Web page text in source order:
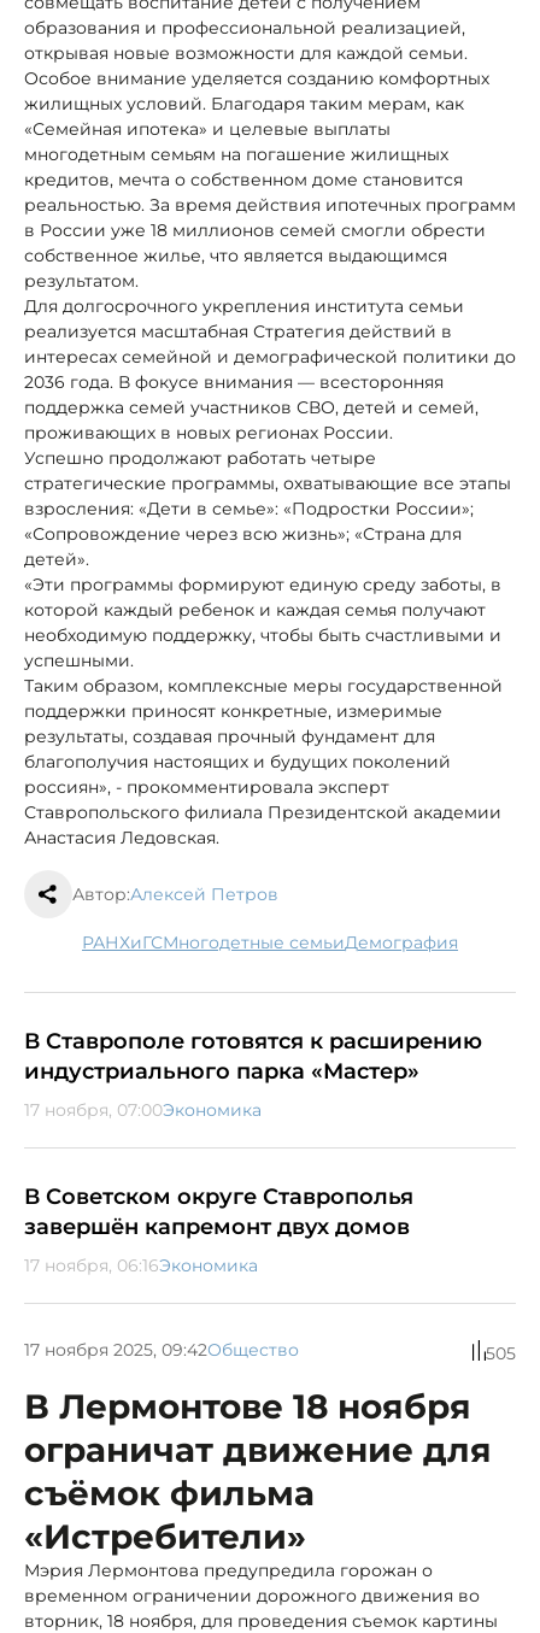
образования и профессиональной реализацией,
открывая новые возможности для каждой семьи.
Особое внимание уделяется созданию комфортных
жилищных условий. Благодаря таким мерам, как
«Семейная ипотека» и целевые выплаты
многодетным семьям на погашение жилищных
кредитов, мечта о собственном доме становится
реальностью. За время действия ипотечных программ
в России уже 18 миллионов семей смогли обрести
собственное жилье, что является выдающимся
результатом.
Для долгосрочного укрепления института семьи
реализуется масштабная Стратегия действий в
интересах семейной и демографической политики до
2036 года. В фокусе внимания — всесторонняя
поддержка семей участников СВО, детей и семей,
проживающих в новых регионах России.
Успешно продолжают работать четыре
стратегические программы, охватывающие все этапы
взросления: «Дети в семье»: «Подростки России»;
«Сопровождение через всю жизнь»; «Страна для
детей».
«Эти программы формируют единую среду заботы, в
которой каждый ребенок и каждая семья получают
необходимую поддержку, чтобы быть счастливыми и
успешными.
Таким образом, комплексные меры государственной
поддержки приносят конкретные, измеримые
результаты, создавая прочный фундамент для
благополучия настоящих и будущих поколений
россиян», - прокомментировала эксперт
Ставропольского филиала Президентской академии
Анастасия Ледовская.
Автор:Алексей Петров
РАНХиГС многодетные семьи демография
В Ставрополе готовятся к расширению
индустриального парка «Мастер»
17 ноября, 07:00Экономика
В Советском округе Ставрополья
завершён капремонт двух домов
17 ноября, 06:16Экономика
17 ноября 2025, 09:42Общество 505
В Лермонтове 18 ноября
ограничат движение для
съёмок фильма
«Истребители»
Мэрия Лермонтова предупредила горожан о
временном ограничении дорожного движения во
вторник, 18 ноября, для проведения съемок картины